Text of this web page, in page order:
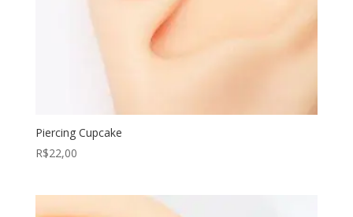
Piercing Cupcake
R$22,00